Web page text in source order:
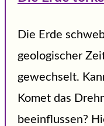
Die Erde
geologischer
gewechselt.
Komet das
beeinflussen?